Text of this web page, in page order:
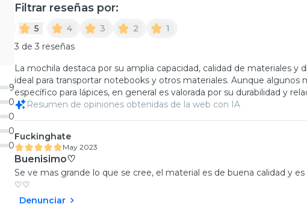
9
0
0
0
0
Filtrar reseñas por:
5 4 3 2
1
3 de 3 reseñas
La mochila destaca por su amplia capacidad, calidad de materiales y
ideal para transportar notebooks y otros materiales. Aunque algunos
específico para lápices, en general es valorada por su durabilidad y
Resumen de opiniones obtenidas de la web con IA
Fuckinghate
May 2023
Buenisimo♡
Se ve mas grande lo que se cree, el material es de buena calidad y
♡♡
Denunciar